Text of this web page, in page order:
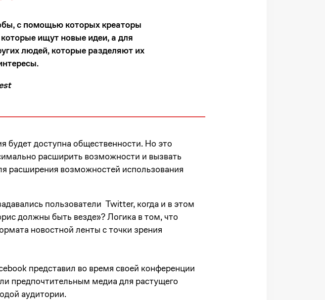
с помощью которых креаторы
ищут новые идеи, а для
людей, которые разделяют их
будет доступна общественности. Но это
расширить возможности и вызвать
расширения возможностей использования
пользователи Twitter, когда и в этом
должны быть везде»? Логика в том, что
новостной ленты с точки зрения
представил во время своей конференции
предпочтительным медиа для растущего
аудитории.